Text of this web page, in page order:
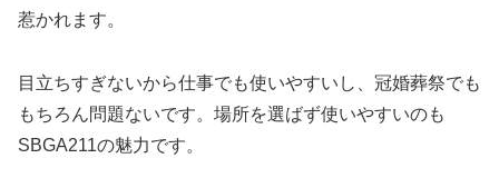
惹かれます。
目立ちすぎないから仕事でも使いやすいし、冠婚葬祭でも
もちろん問題ないです。場所を選ばず使いやすいのも
SBGA211の魅力です。